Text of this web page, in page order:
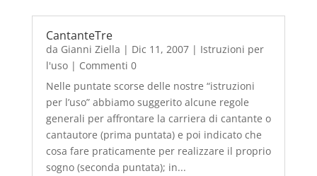
CantanteTre
da Gianni Ziella | Dic 11, 2007| Istruzioni per
l'uso| Commenti 0
Nelle puntate scorse delle nostre “istruzioni
per l’uso” abbiamo suggerito alcune regole
generali per affrontare la carriera di cantante o
cantautore (prima puntata) e poi indicato che
cosa fare praticamente per realizzare il proprio
sogno (seconda puntata); in...